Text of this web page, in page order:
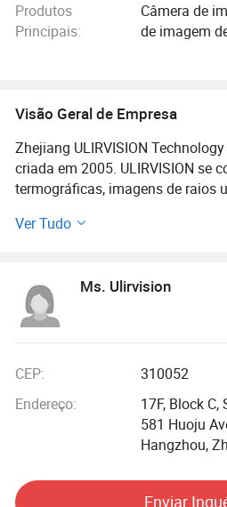
Produtos
Principais:
Câmera de
de imagem
Visão Geral de Empresa
Zhejiang ULIRVISION
criada em 2005. ULIRVISION se
termográficas, imagens de raios
industrialização, que é empresa
Por mais de uma década,
de milhares de conjuntos de
gás, que são amplamente
controlo da epidemia e outros
equipamento de segurança
plataforma para o strugglers,
Ver Tudo
Ms. Ulirvision
CEP:
310052
Endereço:
17F, Block
581 Huoju
Hangzhou,
Enviar